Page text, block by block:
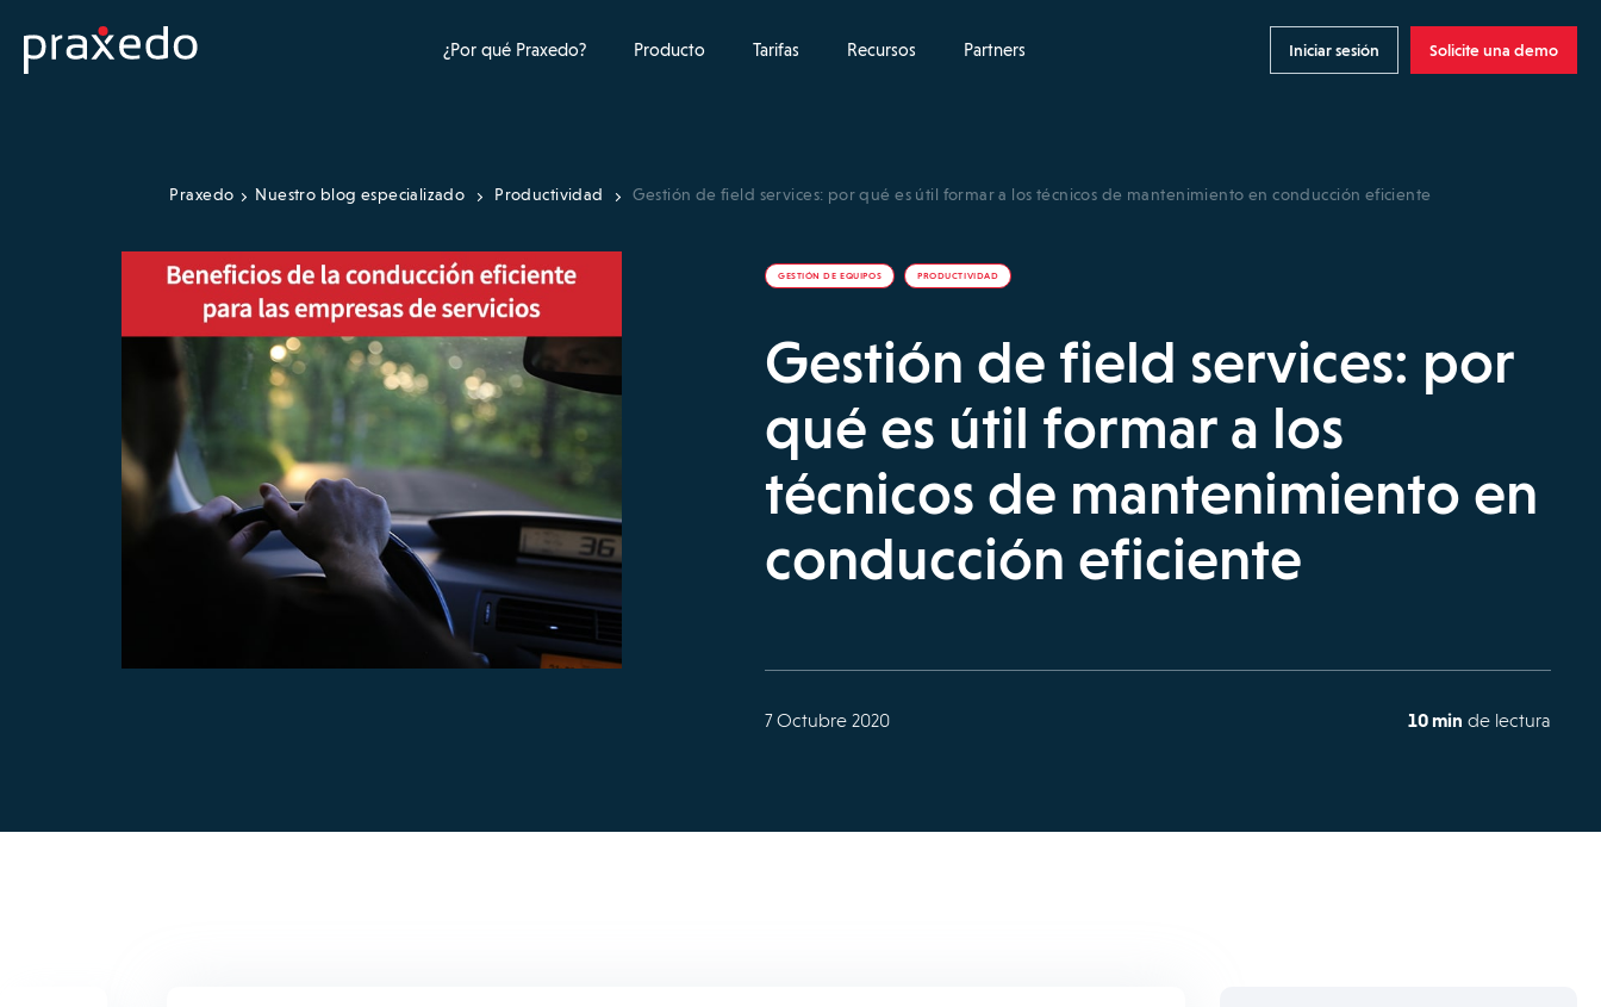
¿Por qué Praxedo? Producto Tarifas Recursos Partners Iniciar sesión Solicite una demo
Praxedo Nuestro blog especializado Productividad Gestión de field services: por qué es útil formar a los técnicos de mantenimiento en conducción eficiente
GESTIÓN DE EQUIPOS PRODUCTIVIDAD
Gestión de field services: por
qué es útil formar a los
técnicos de mantenimiento en
conducción eficiente
7 Octubre 2020 10 min de lectura